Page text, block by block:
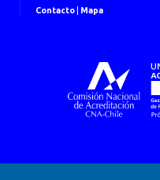
Contacto Mapa